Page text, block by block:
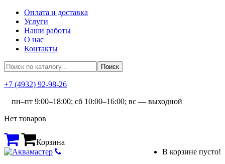
Оплата и доставка
Услуги
Наши работы
О нас
Контакты
+7 (4932) 92-98-26
пн–пт 9:00–18:00; сб 10:00–16:00; вс — выходной
Нет товаров
Корзина
В корзине пусто!